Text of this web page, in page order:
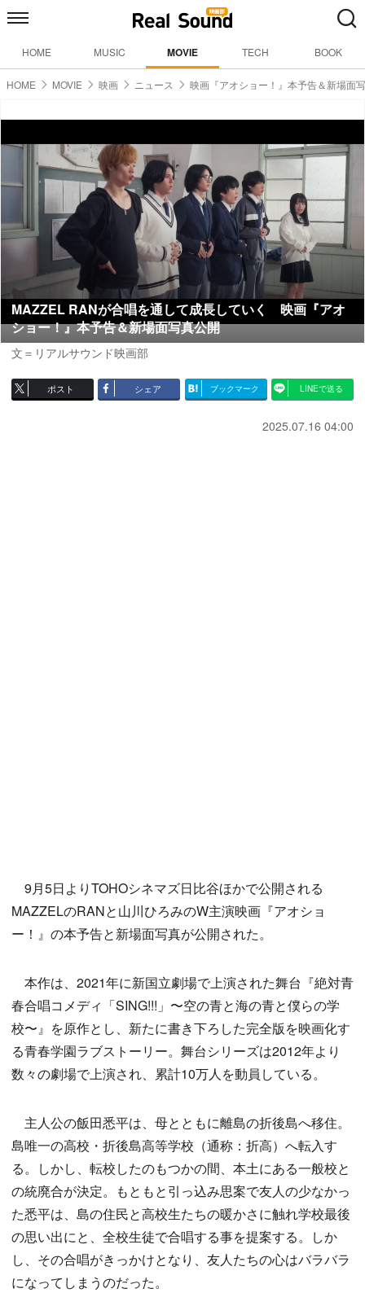
HOME MUSIC MOVIE TECH BOOK
HOME MOVIE 映画 ニュース 映画『アオショー！』本予告＆新場面
MAZZEL RANが合唱を通して成長していく 映画『アオ
ショー！』本予告＆新場面写真公開
文＝リアルサウンド映画部
ポスト シェア ブックマーク LINEで送る
2025.07.16 04:00
9月5日よりTOHOシネマズ日比谷ほかで公開される
MAZZELのRANと山川ひろみのW主演映画『アオショ
ー！』の本予告と新場面写真が公開された。
本作は、2021年に新国立劇場で上演された舞台『絶対青
春合唱コメディ「SING!!!」〜空の青と海の青と僕らの学
校〜』を原作とし、新たに書き下ろした完全版を映画化す
る青春学園ラブストーリー。舞台シリーズは2012年より
数々の劇場で上演され、累計10万人を動員している。
主人公の飯田悉平は、母とともに離島の折後島へ移住。
島唯一の高校・折後島高等学校（通称：折高）へ転入す
る。しかし、転校したのもつかの間、本土にある一般校と
の統廃合が決定。もともと引っ込み思案で友人の少なかっ
た悉平は、島の住民と高校生たちの暖かさに触れ学校最後
の思い出にと、全校生徒で合唱する事を提案する。しか
し、その合唱がきっかけとなり、友人たちの心はバラバラ
になってしまうのだった。